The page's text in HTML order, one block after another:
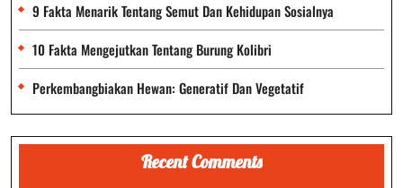
9 Fakta Menarik Tentang Semut Dan Kehidupan Sosialnya
10 Fakta Mengejutkan Tentang Burung Kolibri
Perkembangbiakan Hewan: Generatif Dan Vegetatif
Recent Comments